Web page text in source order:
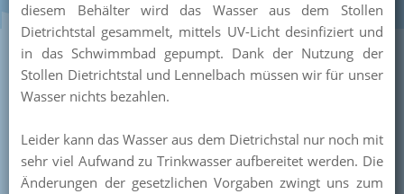
Bilder
/ Preise
Kurse
Unterstützer
diesem Behälter wird das Wasser aus dem Stollen
Dietrichtstal gesammelt, mittels UV-Licht desinfiziert und
in das Schwimmbad gepumpt. Dank der Nutzung der
Stollen Dietrichtstal und Lennelbach müssen wir für unser
Wasser nichts bezahlen.
Leider kann das Wasser aus dem Dietrichstal nur noch mit
sehr viel Aufwand zu Trinkwasser aufbereitet werden. Die
Änderungen der gesetzlichen Vorgaben zwingt uns zum